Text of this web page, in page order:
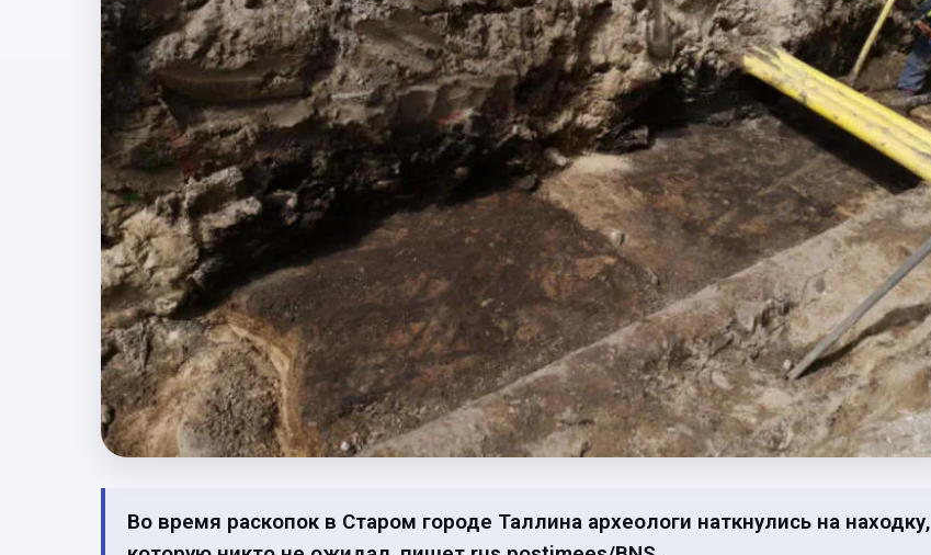
Во время раскопок в Старом городе Таллина археологи наткнулись на находку,